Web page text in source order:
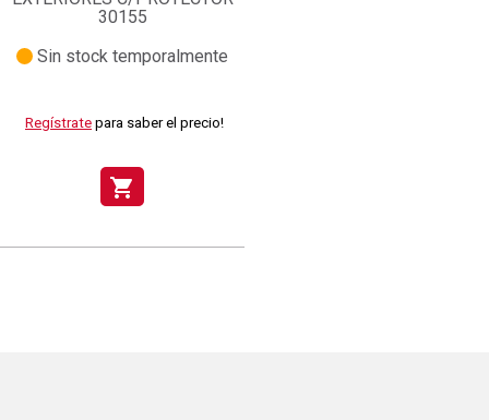
30155
Sin stock temporalmente
Regístrate para saber el precio!
shopping_cart